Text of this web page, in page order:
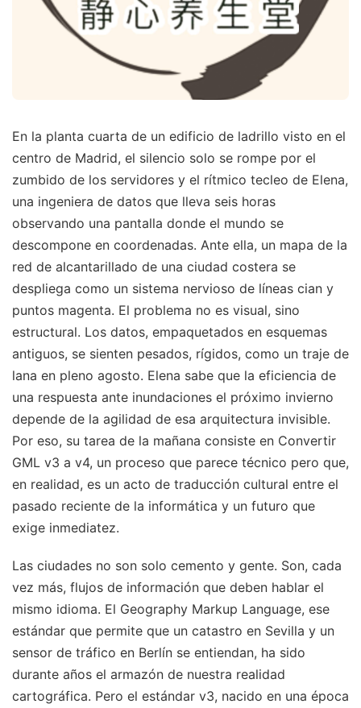
En la planta cuarta de un edificio de ladrillo visto en el
centro de Madrid, el silencio solo se rompe por el
zumbido de los servidores y el rítmico tecleo de Elena,
una ingeniera de datos que lleva seis horas
observando una pantalla donde el mundo se
descompone en coordenadas. Ante ella, un mapa de la
red de alcantarillado de una ciudad costera se
despliega como un sistema nervioso de líneas cian y
puntos magenta. El problema no es visual, sino
estructural. Los datos, empaquetados en esquemas
antiguos, se sienten pesados, rígidos, como un traje de
lana en pleno agosto. Elena sabe que la eficiencia de
una respuesta ante inundaciones el próximo invierno
depende de la agilidad de esa arquitectura invisible.
Por eso, su tarea de la mañana consiste en Convertir
GML v3 a v4, un proceso que parece técnico pero que,
en realidad, es un acto de traducción cultural entre el
pasado reciente de la informática y un futuro que
exige inmediatez.
Las ciudades no son solo cemento y gente. Son, cada
vez más, flujos de información que deben hablar el
mismo idioma. El Geography Markup Language, ese
estándar que permite que un catastro en Sevilla y un
sensor de tráfico en Berlín se entiendan, ha sido
durante años el armazón de nuestra realidad
cartográfica. Pero el estándar v3, nacido en una época